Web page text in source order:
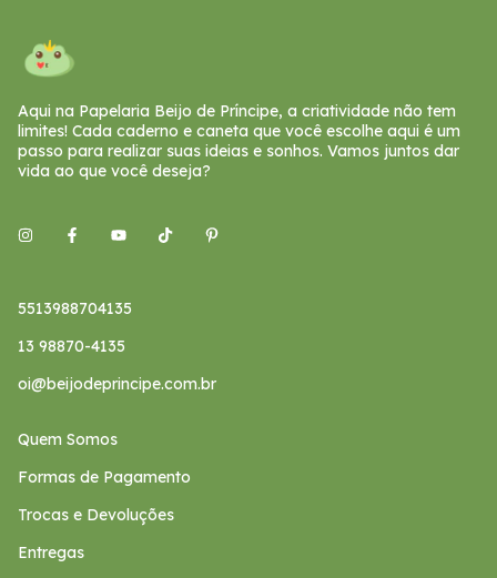
Aqui na Papelaria Beijo de Príncipe, a criatividade não tem
limites! Cada caderno e caneta que você escolhe aqui é um
passo para realizar suas ideias e sonhos. Vamos juntos dar
vida ao que você deseja?
5513988704135
13 98870-4135
oi@beijodeprincipe.com.br
Quem Somos
Formas de Pagamento
Trocas e Devoluções
Entregas